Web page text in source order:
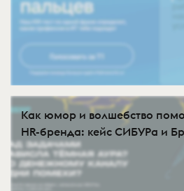
Как юмор и волшебство
HR-бренда: кейс СИБУРа и